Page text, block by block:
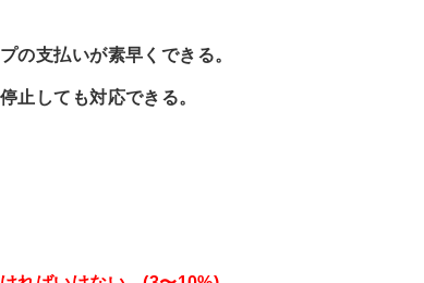
の支払いが素早くできる。
止しても対応できる。